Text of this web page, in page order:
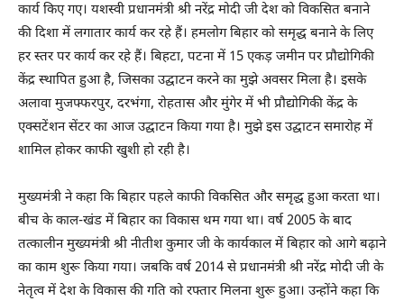
कार्य किए गए। यशस्वी प्रधानमंत्री श्री नरेंद्र मोदी जी देश को विकसित बनाने
की दिशा में लगातार कार्य कर रहे हैं। हमलोग बिहार को समृद्ध बनाने के लिए
हर स्तर पर कार्य कर रहे हैं। बिहटा, पटना में 15 एकड़ जमीन पर प्रौद्योगिकी
केंद्र स्थापित हुआ है, जिसका उद्घाटन करने का मुझे अवसर मिला है। इसके
अलावा मुजफ्फरपुर, दरभंगा, रोहतास और मुंगेर में भी प्रौद्योगिकी केंद्र के
एक्सटेंशन सेंटर का आज उ‌द्घाटन किया गया है। मुझे इस उद्घाटन समारोह में
शामिल होकर काफी खुशी हो रही है।
मुख्यमंत्री ने कहा कि बिहार पहले काफी विकसित और समृद्ध हुआ करता था।
बीच के काल-खंड में बिहार का विकास थम गया था। वर्ष 2005 के बाद
तत्कालीन मुख्यमंत्री श्री नीतीश कुमार जी के कार्यकाल में बिहार को आगे बढ़ाने
का काम शुरू किया गया। जबकि वर्ष 2014 से प्रधानमंत्री श्री नरेंद्र मोदी जी के
नेतृत्व में देश के विकास की गति को रफ्तार मिलना शुरू हुआ। उन्होंने कहा कि